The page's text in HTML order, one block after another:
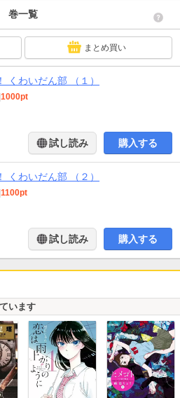
巻一覧
まとめ買い
くわいだん部 （１）
1000pt
試し読み 購入する
くわいだん部 （２）
1100pt
試し読み 購入する
います